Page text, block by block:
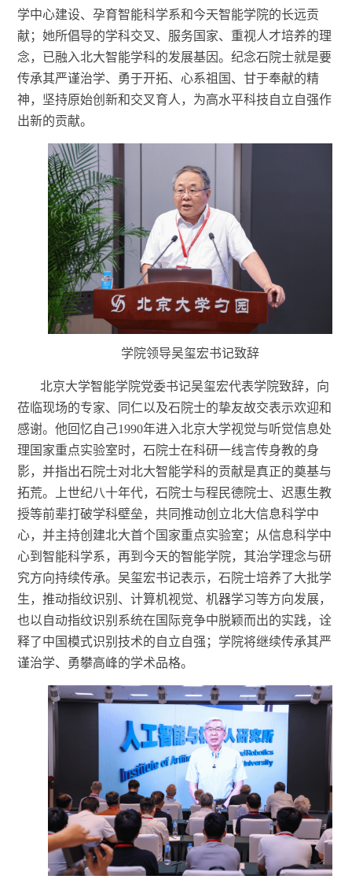
学中心建设、孕育智能科学系和今天智能学院的长远贡
献；她所倡导的学科交叉、服务国家、重视人才培养的理
念，已融入北大智能学科的发展基因。纪念石院士就是要
传承其严谨治学、勇于开拓、心系祖国、甘于奉献的精
神，坚持原始创新和交叉育人，为高水平科技自立自强作
出新的贡献。
学院领导吴玺宏书记致辞
北京大学智能学院党委书记吴玺宏代表学院致辞，向
莅临现场的专家、同仁以及石院士的挚友故交表示欢迎和
感谢。他回忆自己1990年进入北京大学视觉与听觉信息处
理国家重点实验室时，石院士在科研一线言传身教的身
影，并指出石院士对北大智能学科的贡献是真正的奠基与
拓荒。上世纪八十年代，石院士与程民德院士、迟惠生教
授等前辈打破学科壁垒，共同推动创立北大信息科学中
心，并主持创建北大首个国家重点实验室；从信息科学中
心到智能科学系，再到今天的智能学院，其治学理念与研
究方向持续传承。吴玺宏书记表示，石院士培养了大批学
生，推动指纹识别、计算机视觉、机器学习等方向发展，
也以自动指纹识别系统在国际竞争中脱颖而出的实践，诠
释了中国模式识别技术的自立自强；学院将继续传承其严
谨治学、勇攀高峰的学术品格。